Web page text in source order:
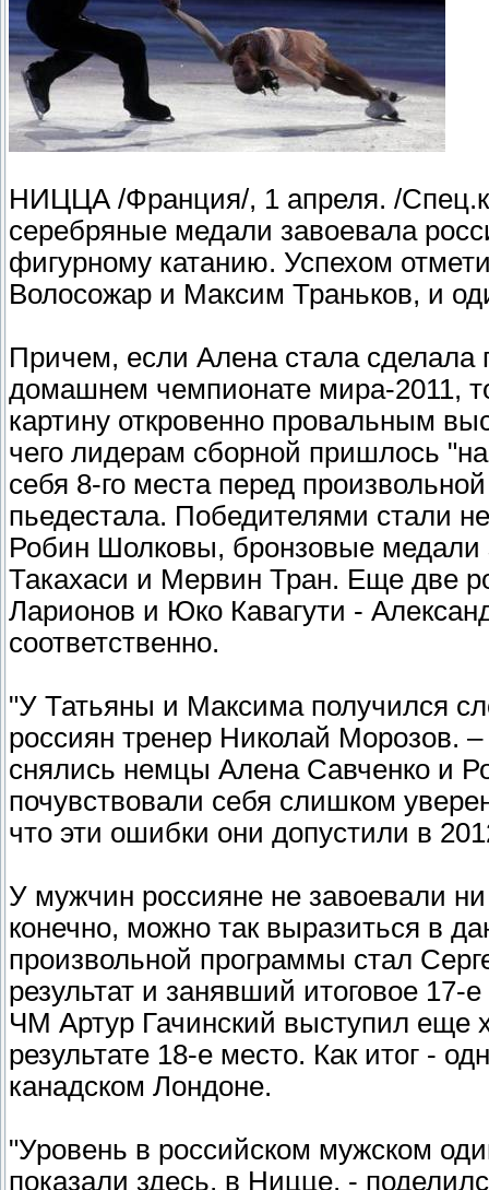
НИЦЦА /Франция/, 1 апреля. /
серебряные медали завоевала
фигурному катанию. Успехом
Волосожар и Максим Траньков, и
Причем, если Алена стала сделала
домашнем чемпионате мира-2011,
картину откровенно провальным
чего лидерам сборной пришлось
себя 8-го места перед
пьедестала. Победителями стали
Робин Шолковы, бронзовые
Такахаси и Мервин Тран. Еще две
Ларионов и Юко Кавагути -
соответственно.
"У Татьяны и Максима получился
россиян тренер Николай
снялись немцы Алена Савченко и
почувствовали себя слишком
что эти ошибки они допустили в
У мужчин россияне не завоевали
конечно, можно так выразиться в
произвольной программы стал
результат и занявший итоговое
ЧМ Артур Гачинский выступил еще
результате 18-е место. Как итог -
канадском Лондоне.
"Уровень в российском мужском
показали здесь, в Ницце, -